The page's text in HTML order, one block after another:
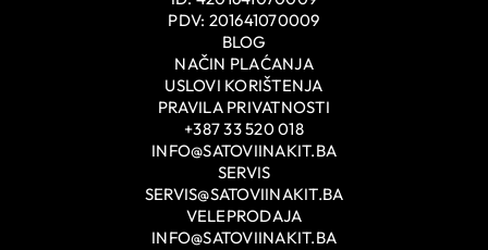
PDV: 201641070009
BLOG
NAČIN PLAĆANJA
USLOVI KORIŠTENJA
PRAVILA PRIVATNOSTI
+387 33 520 018
INFO@SATOVIINAKIT.BA
SERVIS
SERVIS@SATOVIINAKIT.BA
VELEPRODAJA
INFO@SATOVIINAKIT.BA